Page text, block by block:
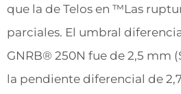
que la de Telos en ™Las
parciales. El umbral
GNRB® 250N fue de 2,5 mm
la pendiente diferencial de